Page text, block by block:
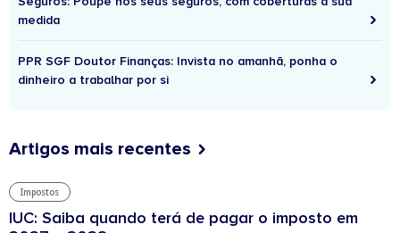
medida
PPR SGF Doutor Finanças: Invista no amanhã, ponha o
dinheiro a trabalhar por si
Artigos mais recentes
Impostos
IUC: Saiba quando terá de pagar o imposto em